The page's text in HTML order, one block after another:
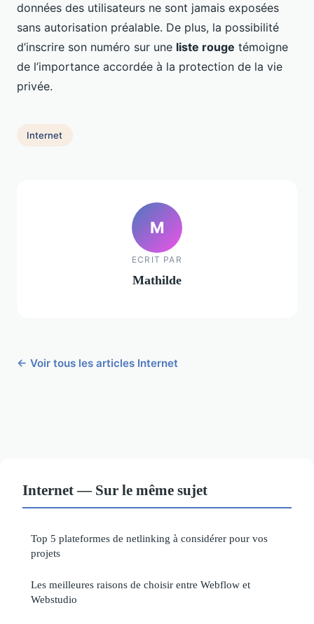
données des utilisateurs ne sont jamais exposées
sans autorisation préalable. De plus, la possibilité
d’inscrire son numéro sur une liste rouge témoigne
de l’importance accordée à la protection de la vie
privée.
Internet
M
ECRIT PAR
Mathilde
← Voir tous les articles Internet
Internet — Sur le même sujet
Top 5 plateformes de netlinking à considérer pour vos
projets
Les meilleures raisons de choisir entre Webflow et
Webstudio